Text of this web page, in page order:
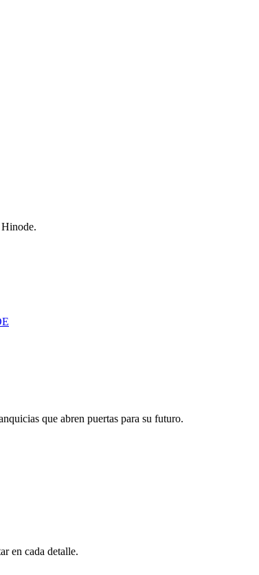
que abren puertas para su futuro.
en cada detalle.